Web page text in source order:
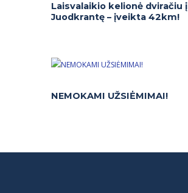
Laisvalaikio kelionė dviračiu į
Juodkrantę – įveikta 42km!
NEMOKAMI UŽSIĖMIMAI!